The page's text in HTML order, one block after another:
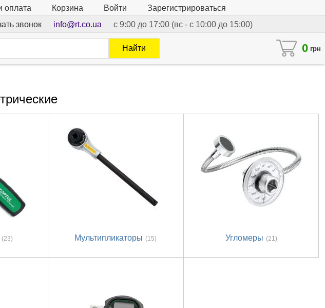
оплата Корзина Войти
Зарегистрироваться
звонок info@rt.co.ua с 9:00 до 17:00 (вс - с 10:00 до 15:00)
0 грн
Найти
(23) Мультипликаторы (15) Угломеры (21)